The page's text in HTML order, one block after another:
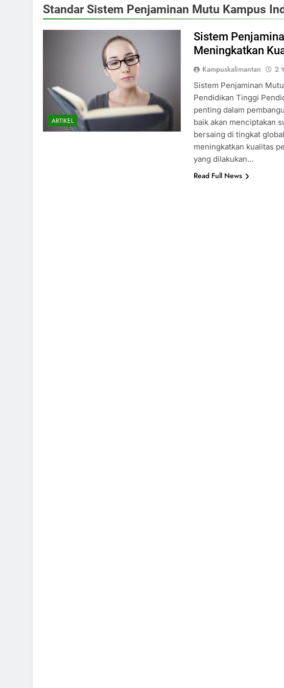
Standar Sistem Penjaminan Mutu Kampus
ARTIKEL
Sistem
Meningkatkan
Kampuskalimantan 2
Sistem Penjaminan
Pendidikan Tinggi
penting dalam
baik akan menciptakan
bersaing di tingkat
meningkatkan kualitas
yang dilakukan…
Read Full News